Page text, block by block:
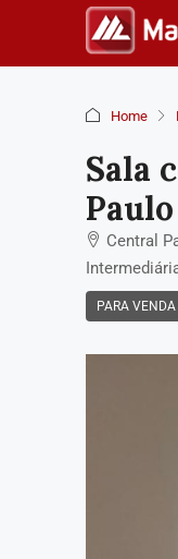
Home
Sala
Paulo
Central
PARA VENDA